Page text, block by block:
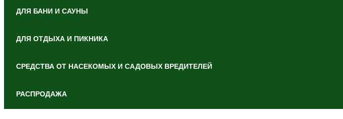
ДЛЯ БАНИ И САУНЫ
ДЛЯ ОТДЫХА И ПИКНИКА
СРЕДСТВА ОТ НАСЕКОМЫХ И САДОВЫХ ВРЕДИТЕЛЕЙ
РАСПРОДАЖА